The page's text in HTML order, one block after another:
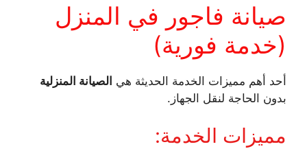
صيانة فاجور في المنزل
(خدمة فورية)
أحد أهم مميزات الخدمة الحديثة هي الصيانة المنزلية
بدون الحاجة لنقل الجهاز.
مميزات الخدمة: